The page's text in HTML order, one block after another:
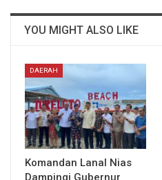
YOU MIGHT ALSO LIKE
DAERAH
Komandan Lanal Nias
Dampingi Gubernur